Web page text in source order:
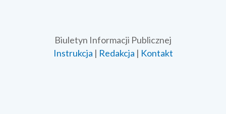
Biuletyn Informacji Publicznej
Instrukcja | Redakcja | Kontakt